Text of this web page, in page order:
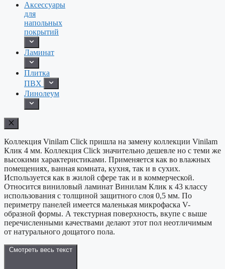
Аксессуары
для
напольных
покрытий
Ламинат
Плитка
ПВХ
Линолеум
Коллекция Vinilam Click пришла на замену коллекции Vinilam
Клик 4 мм. Коллекция Click значительно дешевле но с теми же
высокими характеристиками. Применяется как во влажных
помещениях, ванная комната, кухня, так и в сухих.
Используется как в жилой сфере так и в коммерческой.
Относится виниловый ламинат Винилам Клик к 43 классу
использования с толщиной защитного слоя 0,5 мм. По
периметру панелей имеется маленькая микрофаска V-
образной формы. А текстурная поверхность, вкупе с выше
перечисленными качествами делают этот пол неотличимым
от натурального дощатого пола.
Смотреть весь текст